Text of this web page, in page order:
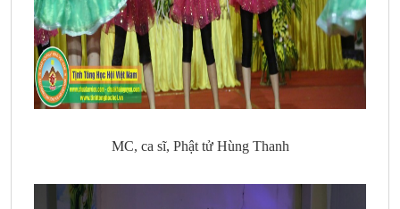
MC, ca sĩ, Phật tử Hùng Thanh